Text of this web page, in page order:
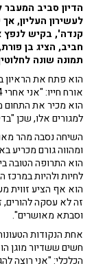
הדיון סביב המעבר
לעשירון העליון,
קנדה', בקיש לנפץ
חביב, הציג בן
תמונה שונה
הוא פתח את הראיון
הוא מכיר את התחום
למגורים אלו, שכן "בדיור מוגן
השיחה נסבה מהר
ומהווה גורם מכריע
הוא התרופה הטובה
לחיות ולהיות במרכז
הוא אף הציע זווית
זה לא עסקה להורים,
וסבתא מאושרים".
אחת הנקודות
חשים ששדיור מוגן
הכלכלי: "אני רוצה